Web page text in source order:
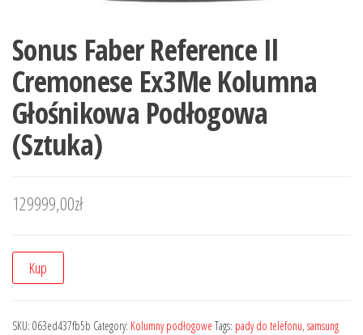
Sonus Faber Reference Il
Cremonese Ex3Me Kolumna
Głośnikowa Podłogowa
(Sztuka)
129999,00zł
Kup
SKU: 063ed437fb5b Category: Kolumny podłogowe Tags: pady do telefonu, samsung